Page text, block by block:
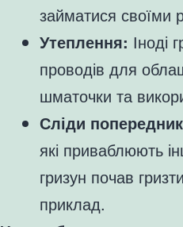
займатися своїми
Утеплення: Іноді
проводів для
шматочки та
Сліди
які приваблюють
гризун почав
приклад.